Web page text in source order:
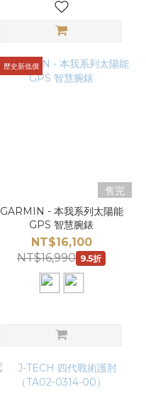
歷史新低價
售完
GARMIN - 本我系列太陽能
GPS 智慧腕錶
NT$16,100
NT$16,990 9.5折